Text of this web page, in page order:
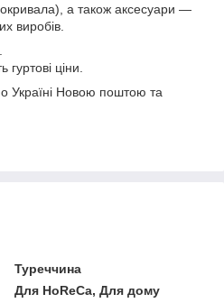
а також аксесуари —
виробів.
ціни.
Україні Новою поштою та
Туреччина
Для HoReCa, Для дому